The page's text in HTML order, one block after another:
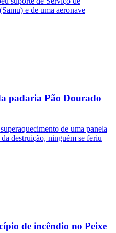
e de uma aeronave
padaria Pão Dourado
de uma panela
destruição, ninguém se feriu
de incêndio no Peixe